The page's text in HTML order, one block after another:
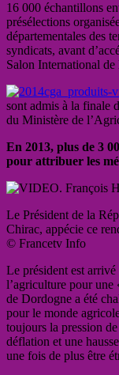
16 000 échantillons
présélections
départementales des
syndicats, avant
Salon International
sont admis à la finale
du Ministère de
En 2013, plus de 3
pour attribuer les
Le Président de la
Chirac, appécie ce
© Francetv Info
Le président est
l’agriculture pour une
de Dordogne a été
pour le monde
toujours la pression
déflation et une
une fois de plus être